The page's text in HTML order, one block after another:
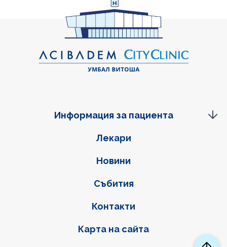
Фуутер навигация
Лекари
Новини
Събития
Контакти
Карта на сайта
Информация за пациента